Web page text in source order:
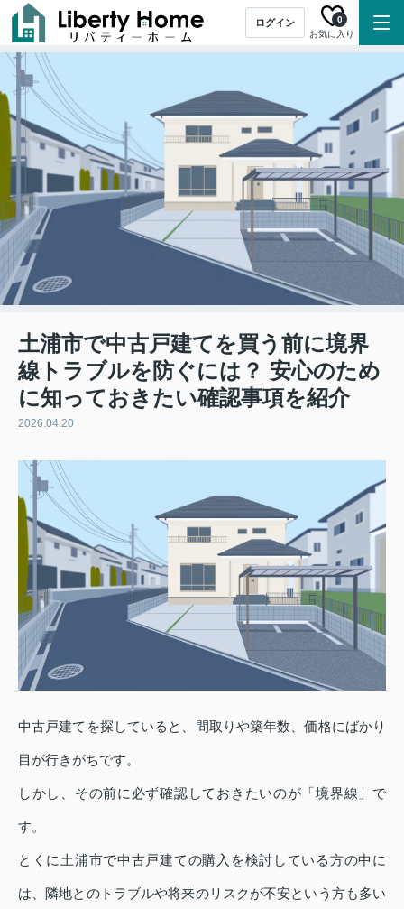
ログイン
お気に入り
0
土浦市で中古戸建てを買う前に境界
線トラブルを防ぐには？ 安心のため
に知っておきたい確認事項を紹介
2026.04.20
中古戸建てを探していると、間取りや築年数、価格にばかり
目が行きがちです。
しかし、その前に必ず確認しておきたいのが「境界線」で
す。
とくに土浦市で中古戸建ての購入を検討している方の中に
は、隣地とのトラブルや将来のリスクが不安という方も多い